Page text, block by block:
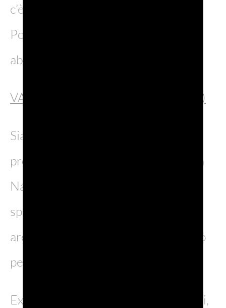
c’è la rievocazione storica del 1600.
Post e stories non saranno
abbastanza!
VALLE CAVANATA ( Gorizia – Friuli)
Siamo nel comune di Grado, in
provincia di Gorizia, con una Riserva
Naturale che accoglie numerose
specie di volatili grazie alle diverse
aree naturali (laguna, spiaggia, bosco
per dirne qualcuna).
Ex area di pesca abbandonata è, oggi,